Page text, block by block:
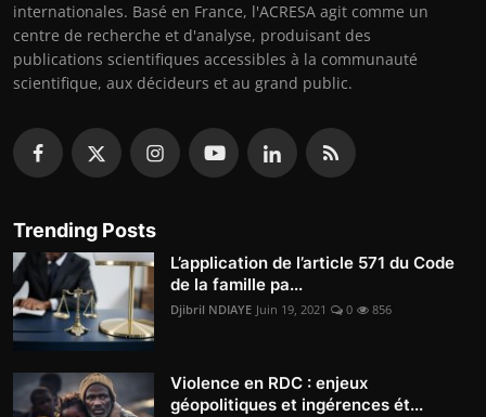
internationales. Basé en France, l'ACRESA agit comme un
centre de recherche et d'analyse, produisant des
publications scientifiques accessibles à la communauté
scientifique, aux décideurs et au grand public.
Trending Posts
L’application de l’article 571 du Code
de la famille pa...
Djibril NDIAYE Juin 19, 2021 0 856
Violence en RDC : enjeux
géopolitiques et ingérences ét...